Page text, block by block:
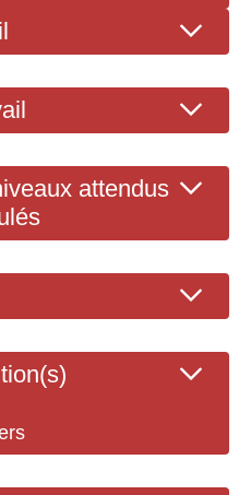
attendus